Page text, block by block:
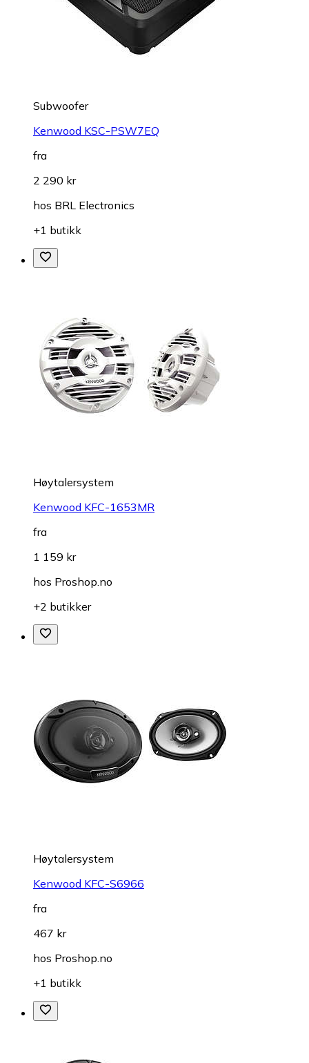
Subwoofer
Kenwood KSC-PSW7EQ
fra
2 290 kr
hos BRL Electronics
+1 butikk
Høytalersystem
Kenwood KFC-1653MR
fra
1 159 kr
hos Proshop.no
+2 butikker
Høytalersystem
Kenwood KFC-S6966
fra
467 kr
hos Proshop.no
+1 butikk